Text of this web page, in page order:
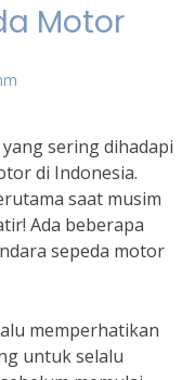
Motor
sering dihadapi
di Indonesia.
saat musim
Ada beberapa
sepeda motor
memperhatikan
untuk selalu